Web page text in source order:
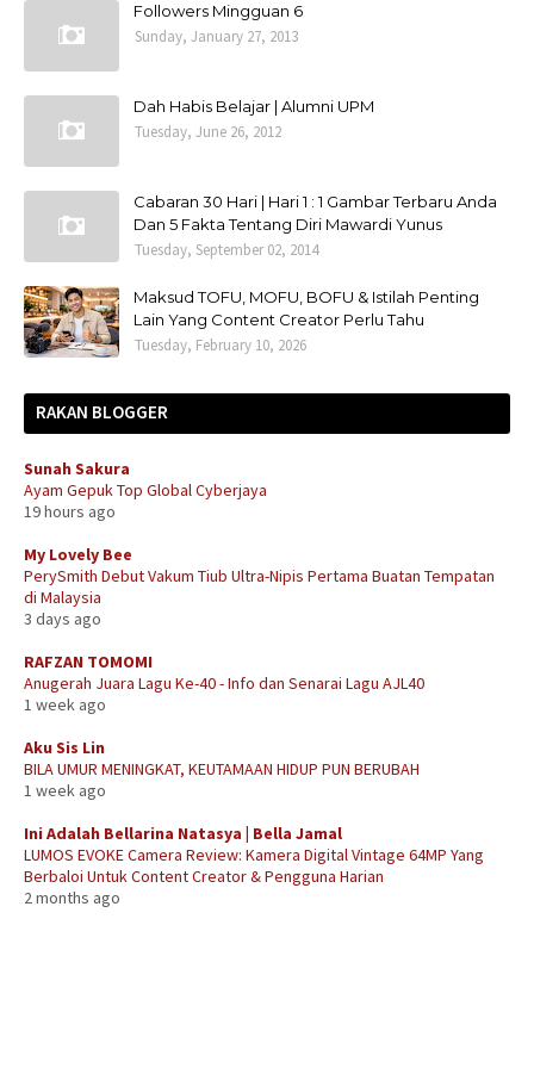
Followers Mingguan 6
Sunday, January 27, 2013
Dah Habis Belajar | Alumni UPM
Tuesday, June 26, 2012
Cabaran 30 Hari | Hari 1 : 1 Gambar Terbaru Anda
Dan 5 Fakta Tentang Diri Mawardi Yunus
Tuesday, September 02, 2014
Maksud TOFU, MOFU, BOFU & Istilah Penting
Lain Yang Content Creator Perlu Tahu
Tuesday, February 10, 2026
RAKAN BLOGGER
Sunah Sakura
Ayam Gepuk Top Global Cyberjaya
19 hours ago
My Lovely Bee
PerySmith Debut Vakum Tiub Ultra-Nipis Pertama Buatan Tempatan
di Malaysia
3 days ago
RAFZAN TOMOMI
Anugerah Juara Lagu Ke-40 - Info dan Senarai Lagu AJL40
1 week ago
Aku Sis Lin
BILA UMUR MENINGKAT, KEUTAMAAN HIDUP PUN BERUBAH
1 week ago
Ini Adalah Bellarina Natasya | Bella Jamal
LUMOS EVOKE Camera Review: Kamera Digital Vintage 64MP Yang
Berbaloi Untuk Content Creator & Pengguna Harian
2 months ago